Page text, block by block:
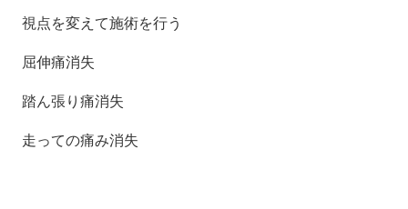
視点を変えて施術を行う
屈伸痛消失
踏ん張り痛消失
走っての痛み消失